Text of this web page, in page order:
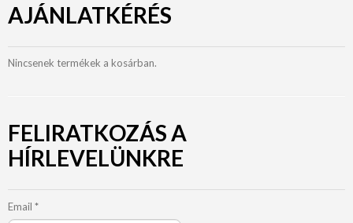
AJÁNLATKÉRÉS
Nincsenek termékek a kosárban.
FELIRATKOZÁS A
HÍRLEVELÜNKRE
Email *